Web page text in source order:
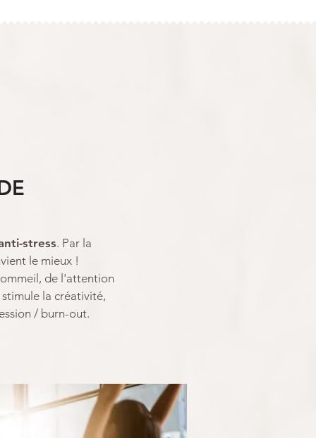
stress. Par la
le mieux !
de l'attention
la créativité,
/ burn-out.